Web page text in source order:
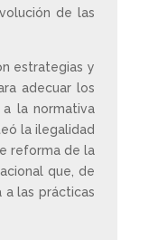
de las
estrategias y
adecuar los
la normativa
la ilegalidad
reforma de la
que, de
a las prácticas